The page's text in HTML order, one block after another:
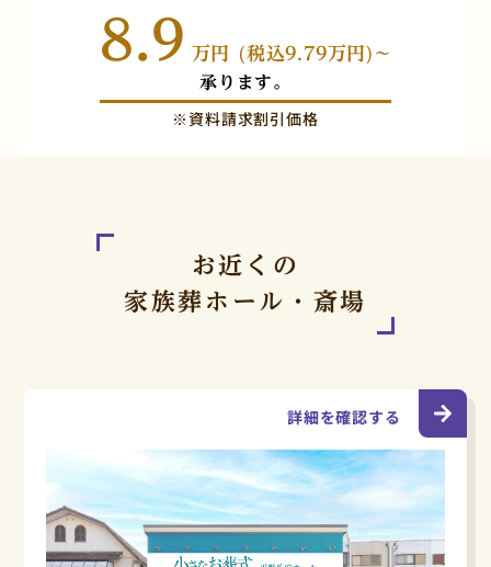
8.9 万円 (税込9.79万円)~
承ります。
※資料請求割引価格
お近くの
家族葬ホール・斎場
詳細を確認する